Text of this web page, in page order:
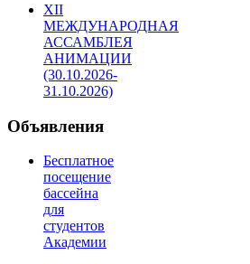
XII
МЕЖДУНАРОДНАЯ
АССАМБЛЕЯ
АНИМАЦИИ
(30.10.2026-
31.10.2026)
Объявления
Бесплатное
посещение
бассейна
для
студентов
Академии